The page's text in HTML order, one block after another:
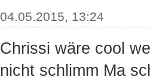
04.05.2015, 13:24
Chrissi wäre cool
nicht schlimm Ma